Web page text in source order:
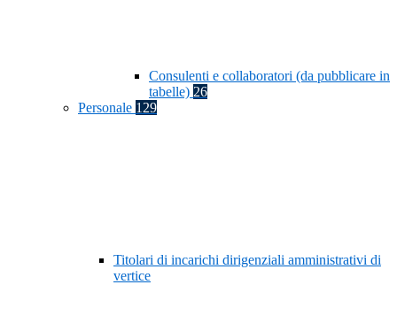
Consulenti e collaboratori (da pubblicare in
tabelle) 26
Personale 129
Titolari di incarichi dirigenziali amministrativi di
vertice